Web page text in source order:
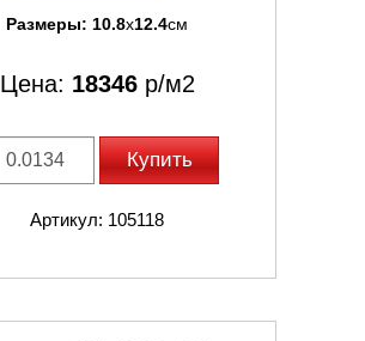
Размеры: 10.8x12.4см
Цена: 18346р/м2
Купить
Артикул: 105118